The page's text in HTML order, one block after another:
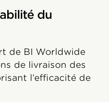
du
de BI Worldwide
de livraison des
l’efficacité de